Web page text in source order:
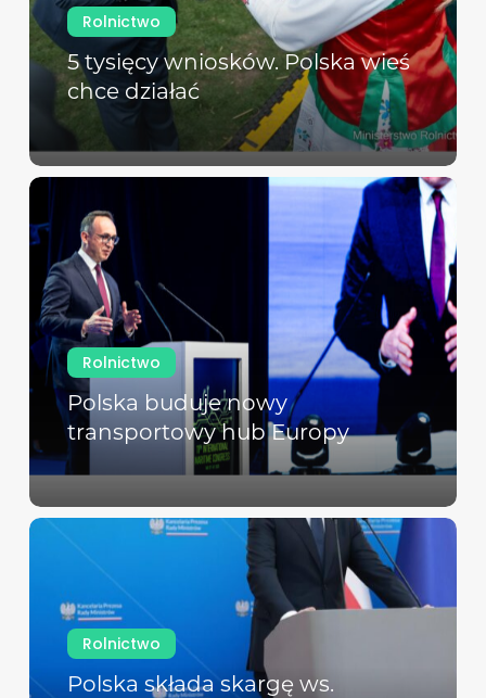
Rolnictwo
5 tysięcy wniosków. Polska wieś
chce działać
Rolnictwo
Polska buduje nowy
transportowy hub Europy
Rolnictwo
Polska składa skargę ws.